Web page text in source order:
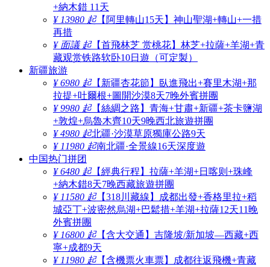
+納木錯 11天
¥ 13980 起【阿里轉山15天】神山聖湖+轉山+一措
再措
¥ 面議 起【首飛林芝 赏桃花】林芝+拉薩+羊湖+青
藏观赏铁路软卧10日遊（可定製）
新疆旅游
¥ 6980 起【新疆杏花節】臥進飛出+賽里木湖+那
拉提+吐爾根+圖開沙漠8天7晚外賓拼團
¥ 9980 起【絲綢之路】青海+甘肅+新疆+茶卡鹽湖
+敦煌+烏魯木齊10天9晚西北旅遊拼團
¥ 4980 起北疆·沙漠草原獨庫公路9天
¥ 11980 起南北疆·全景線16天深度遊
中国热门拼团
¥ 6480 起【經典行程】拉薩+羊湖+日喀则+珠峰
+納木錯8天7晚西藏旅遊拼團
¥ 11580 起【318川藏線】成都出發+香格里拉+稻
城亞丁+波密然烏湖+巴鬆措+羊湖+拉薩12天11晚
外賓拼團
¥ 16800 起【含大交通】吉隆坡/新加坡—西藏+西
寧+成都9天
¥ 11980 起【含機票火車票】成都往返飛機+青藏